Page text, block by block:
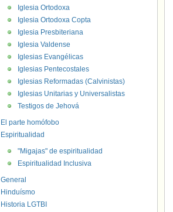
Iglesia Ortodoxa
Iglesia Ortodoxa Copta
Iglesia Presbiteriana
Iglesia Valdense
Iglesias Evangélicas
Iglesias Pentecostales
Iglesias Reformadas (Calvinistas)
Iglesias Unitarias y Universalistas
Testigos de Jehová
El parte homófobo
Espiritualidad
"Migajas" de espiritualidad
Espiritualidad Inclusiva
General
Hinduísmo
Historia LGTBI